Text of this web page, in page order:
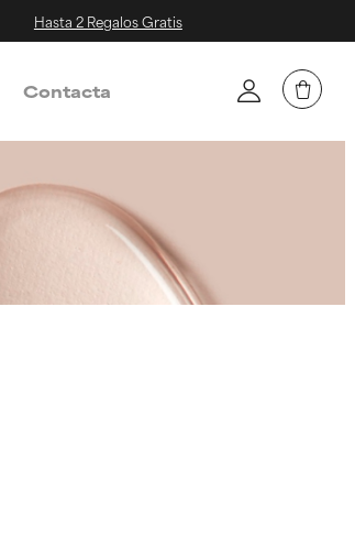
Hasta 2 Regalos Gratis
Contacta